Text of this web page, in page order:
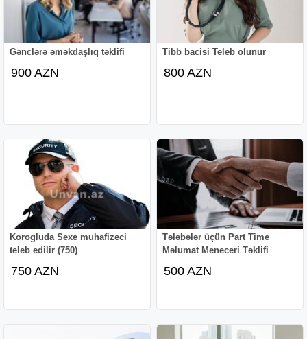
Gənclərə əməkdaşlıq təklifi
900 AZN
Tibb bacisi Teleb olunur
800 AZN
Korogluda Sexe muhafizeci
teleb edilir (750)
750 AZN
Tələbələr üçün Part Time
Məlumat Meneceri Təklifi
500 AZN